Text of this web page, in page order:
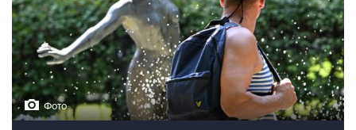
Фото